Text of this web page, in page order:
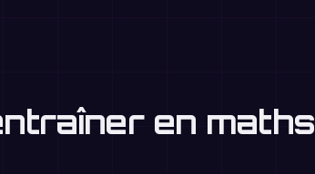
en maths